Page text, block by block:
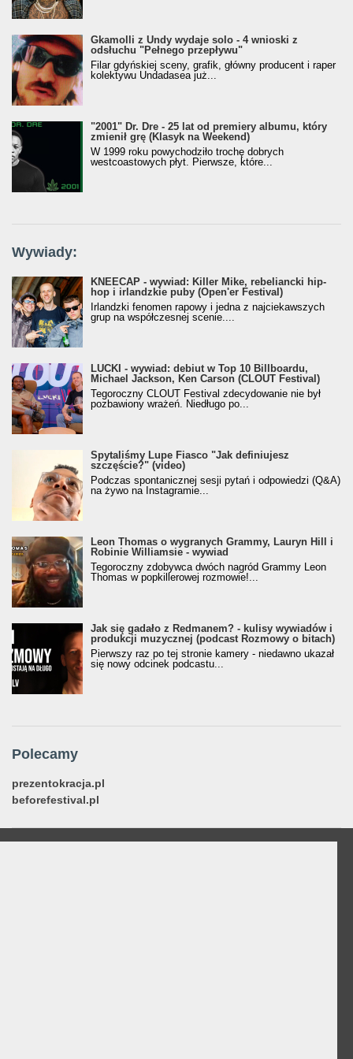
Gkamolli z Undy wydaje solo - 4 wnioski z
odsłuchu "Pełnego przepływu"
Filar gdyńskiej sceny, grafik, główny producent i raper
kolektywu Undadasea już...
"2001" Dr. Dre - 25 lat od premiery albumu, który
zmienił grę (Klasyk na Weekend)
W 1999 roku powychodziło trochę dobrych
westcoastowych płyt. Pierwsze, które...
Wywiady:
KNEECAP - wywiad: Killer Mike, rebeliancki hip-
hop i irlandzkie puby (Open'er Festival)
Irlandzki fenomen rapowy i jedna z najciekawszych
grup na współczesnej scenie....
LUCKI - wywiad: debiut w Top 10 Billboardu,
Michael Jackson, Ken Carson (CLOUT Festival)
Tegoroczny CLOUT Festival zdecydowanie nie był
pozbawiony wrażeń. Niedługo po...
Spytaliśmy Lupe Fiasco "Jak definiujesz
szczęście?" (video)
Podczas spontanicznej sesji pytań i odpowiedzi (Q&A)
na żywo na Instagramie...
Leon Thomas o wygranych Grammy, Lauryn Hill i
Robinie Williamsie - wywiad
Tegoroczny zdobywca dwóch nagród Grammy Leon
Thomas w popkillerowej rozmowie!...
Jak się gadało z Redmanem? - kulisy wywiadów i
produkcji muzycznej (podcast Rozmowy o bitach)
Pierwszy raz po tej stronie kamery - niedawno ukazał
się nowy odcinek podcastu...
Polecamy
prezentokracja.pl
beforefestival.pl